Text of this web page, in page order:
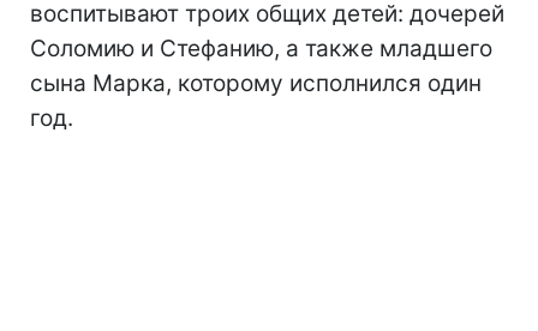
воспитывают троих общих детей: дочерей
Соломию и Стефанию, а также младшего
сына Марка, которому исполнился один
год.